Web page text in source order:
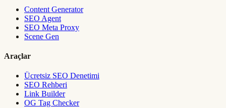
Content Generator
SEO Agent
SEO Meta Proxy
Scene Gen
Araçlar
Ücretsiz SEO Denetimi
SEO Rehberi
Link Builder
OG Tag Checker